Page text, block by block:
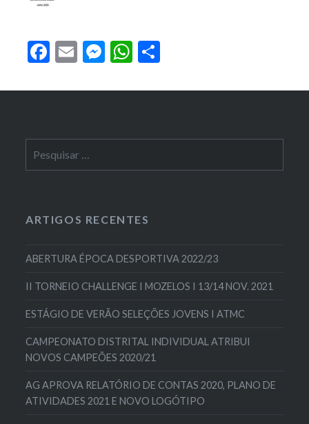
Facebook
EmailMessenger
WhatsApp
Partilhar
por:
ARTIGOS RECENTES
ABERTURA ÉPOCA DESPORTIVA 2022/23
II TORNEIO CHALLENGE I MOZELOS I 13/14 NOV. 2021
ESTÁGIO DE VERÃO SELEÇÕES JOVENS I ATMC
CAMPEONATO DISTRITAL INDIVIDUAL ATRIBUI
NOVOS CAMPEÕES 2020/21
AG APROVA RELATÓRIO DE CONTAS 2020, PLANO DE
ATIVIDADES 2021 E NOVO LOGÓTIPO